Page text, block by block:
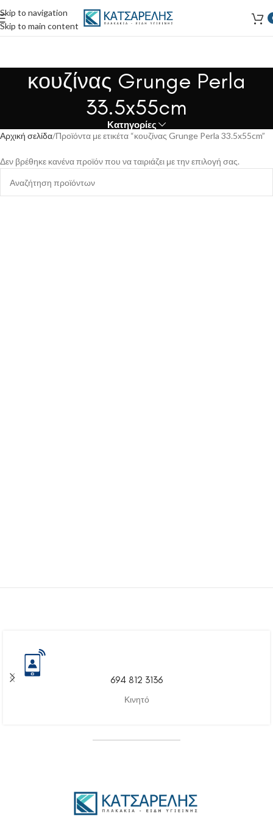
Skip to navigation
Skip to main content
κουζίνας Grunge Perla
33.5x55cm
Κατηγορίες
Αρχική σελίδα Προϊόντα με ετικέτα “κουζίνας Grunge Perla 33.5x55cm”
Δεν βρέθηκε κανένα προϊόν που να ταιριάζει με την επιλογή σας.
694 812 3136
Κινητό